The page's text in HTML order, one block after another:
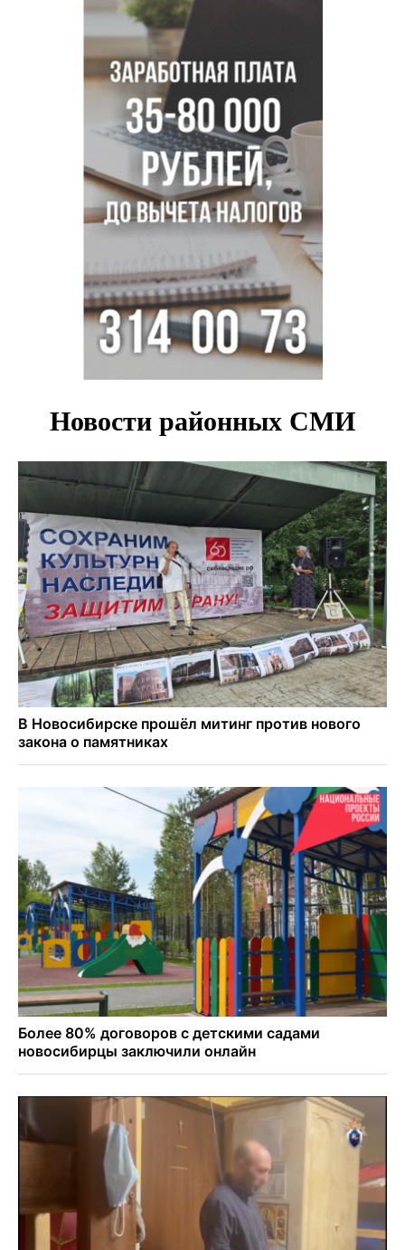
Толмачево по нацпроекту
В Новосибирске зафиксирован рост заболеваемости
энтеровирусной инфекцией
В Новосибирске осудили внука за продажу дедова ружья